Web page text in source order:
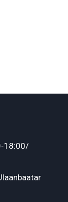
18:00/